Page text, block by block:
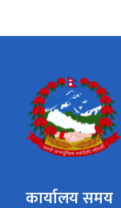
कार्यालय समय